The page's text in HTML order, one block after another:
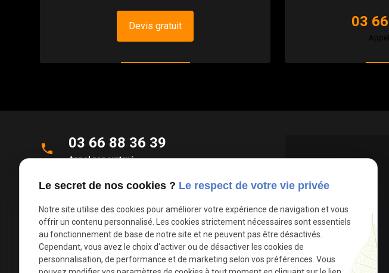
Devis gratuit 03
phone 03 66 88 36 39
Appel non surtaxé
place
Allée des Roseaux
59270 Bailleul
mail contact@deco-stores.com
Le secret de nos cookies ? Le respect de votre vie privée
Notre site utilise des cookies pour améliorer votre expérience de navigation et vous
offrir un contenu personnalisé. Les cookies strictement nécessaires sont essentiels
au fonctionnement de base de notre site et ne peuvent pas être désactivés.
Cependant, vous avez le choix d'activer ou de désactiver les cookies de
personnalisation, de performance et de marketing selon vos préférences. Vous